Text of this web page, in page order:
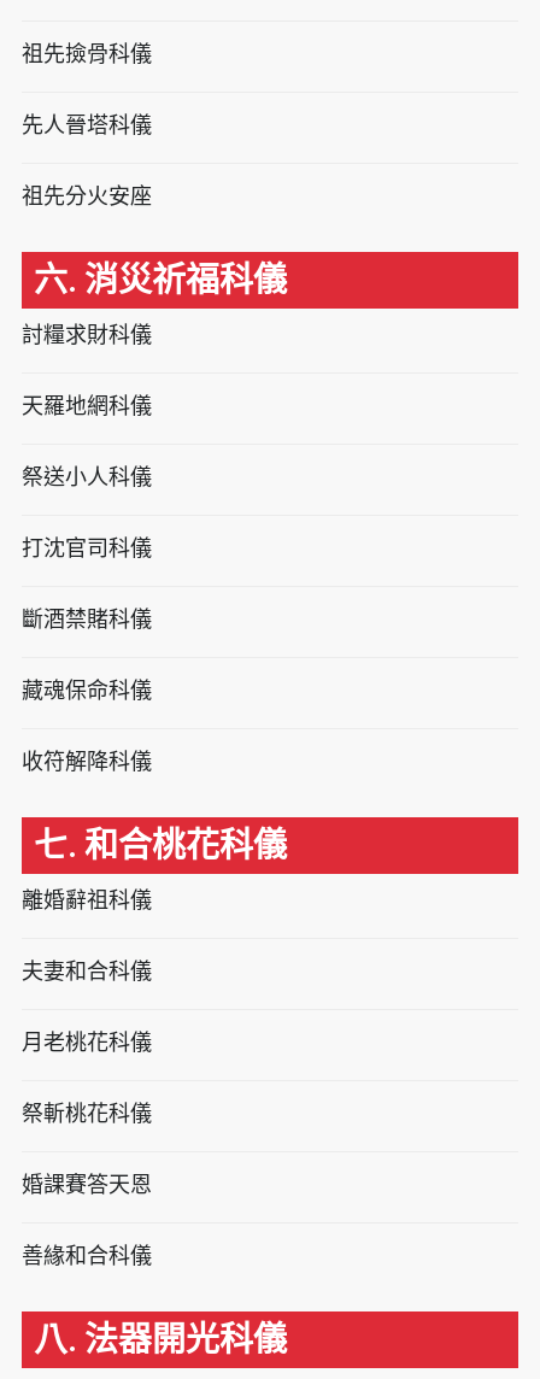
祖先撿骨科儀
先人晉塔科儀
祖先分火安座
六. 消災祈福科儀
討糧求財科儀
天羅地網科儀
祭送小人科儀
打沈官司科儀
斷酒禁賭科儀
藏魂保命科儀
收符解降科儀
七. 和合桃花科儀
離婚辭祖科儀
夫妻和合科儀
月老桃花科儀
祭斬桃花科儀
婚課賽答天恩
善緣和合科儀
八. 法器開光科儀